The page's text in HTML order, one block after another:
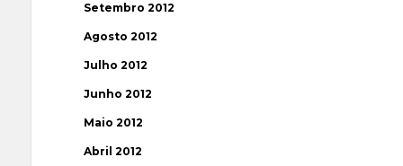
Setembro 2012
Agosto 2012
Julho 2012
Junho 2012
Maio 2012
Abril 2012